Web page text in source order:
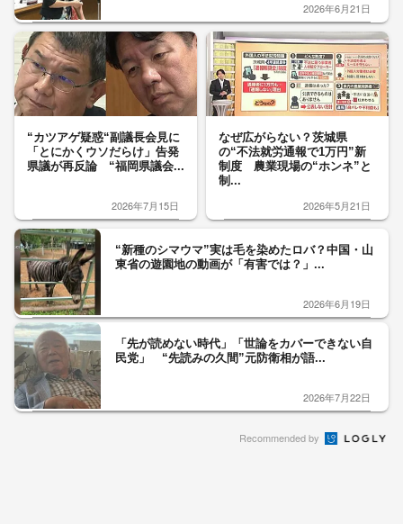
2026年6月21日
“カツアゲ疑惑“副議長会見に
「とにかくウソだらけ」告発
県議が再反論 “福岡県議会...
2026年7月15日
なぜ広がらない？茨城県
の“不法就労通報で1万円”新
制度 農業現場の“ホンネ”と
制...
2026年5月21日
“新種のシマウマ”実は毛を染めたロバ？中国・山
東省の遊園地の動画が「有害では？」...
2026年6月19日
「先が読めない時代」「世論をカバーできない自
民党」 “先読みの久間”元防衛相が語...
2026年7月22日
Recommended by